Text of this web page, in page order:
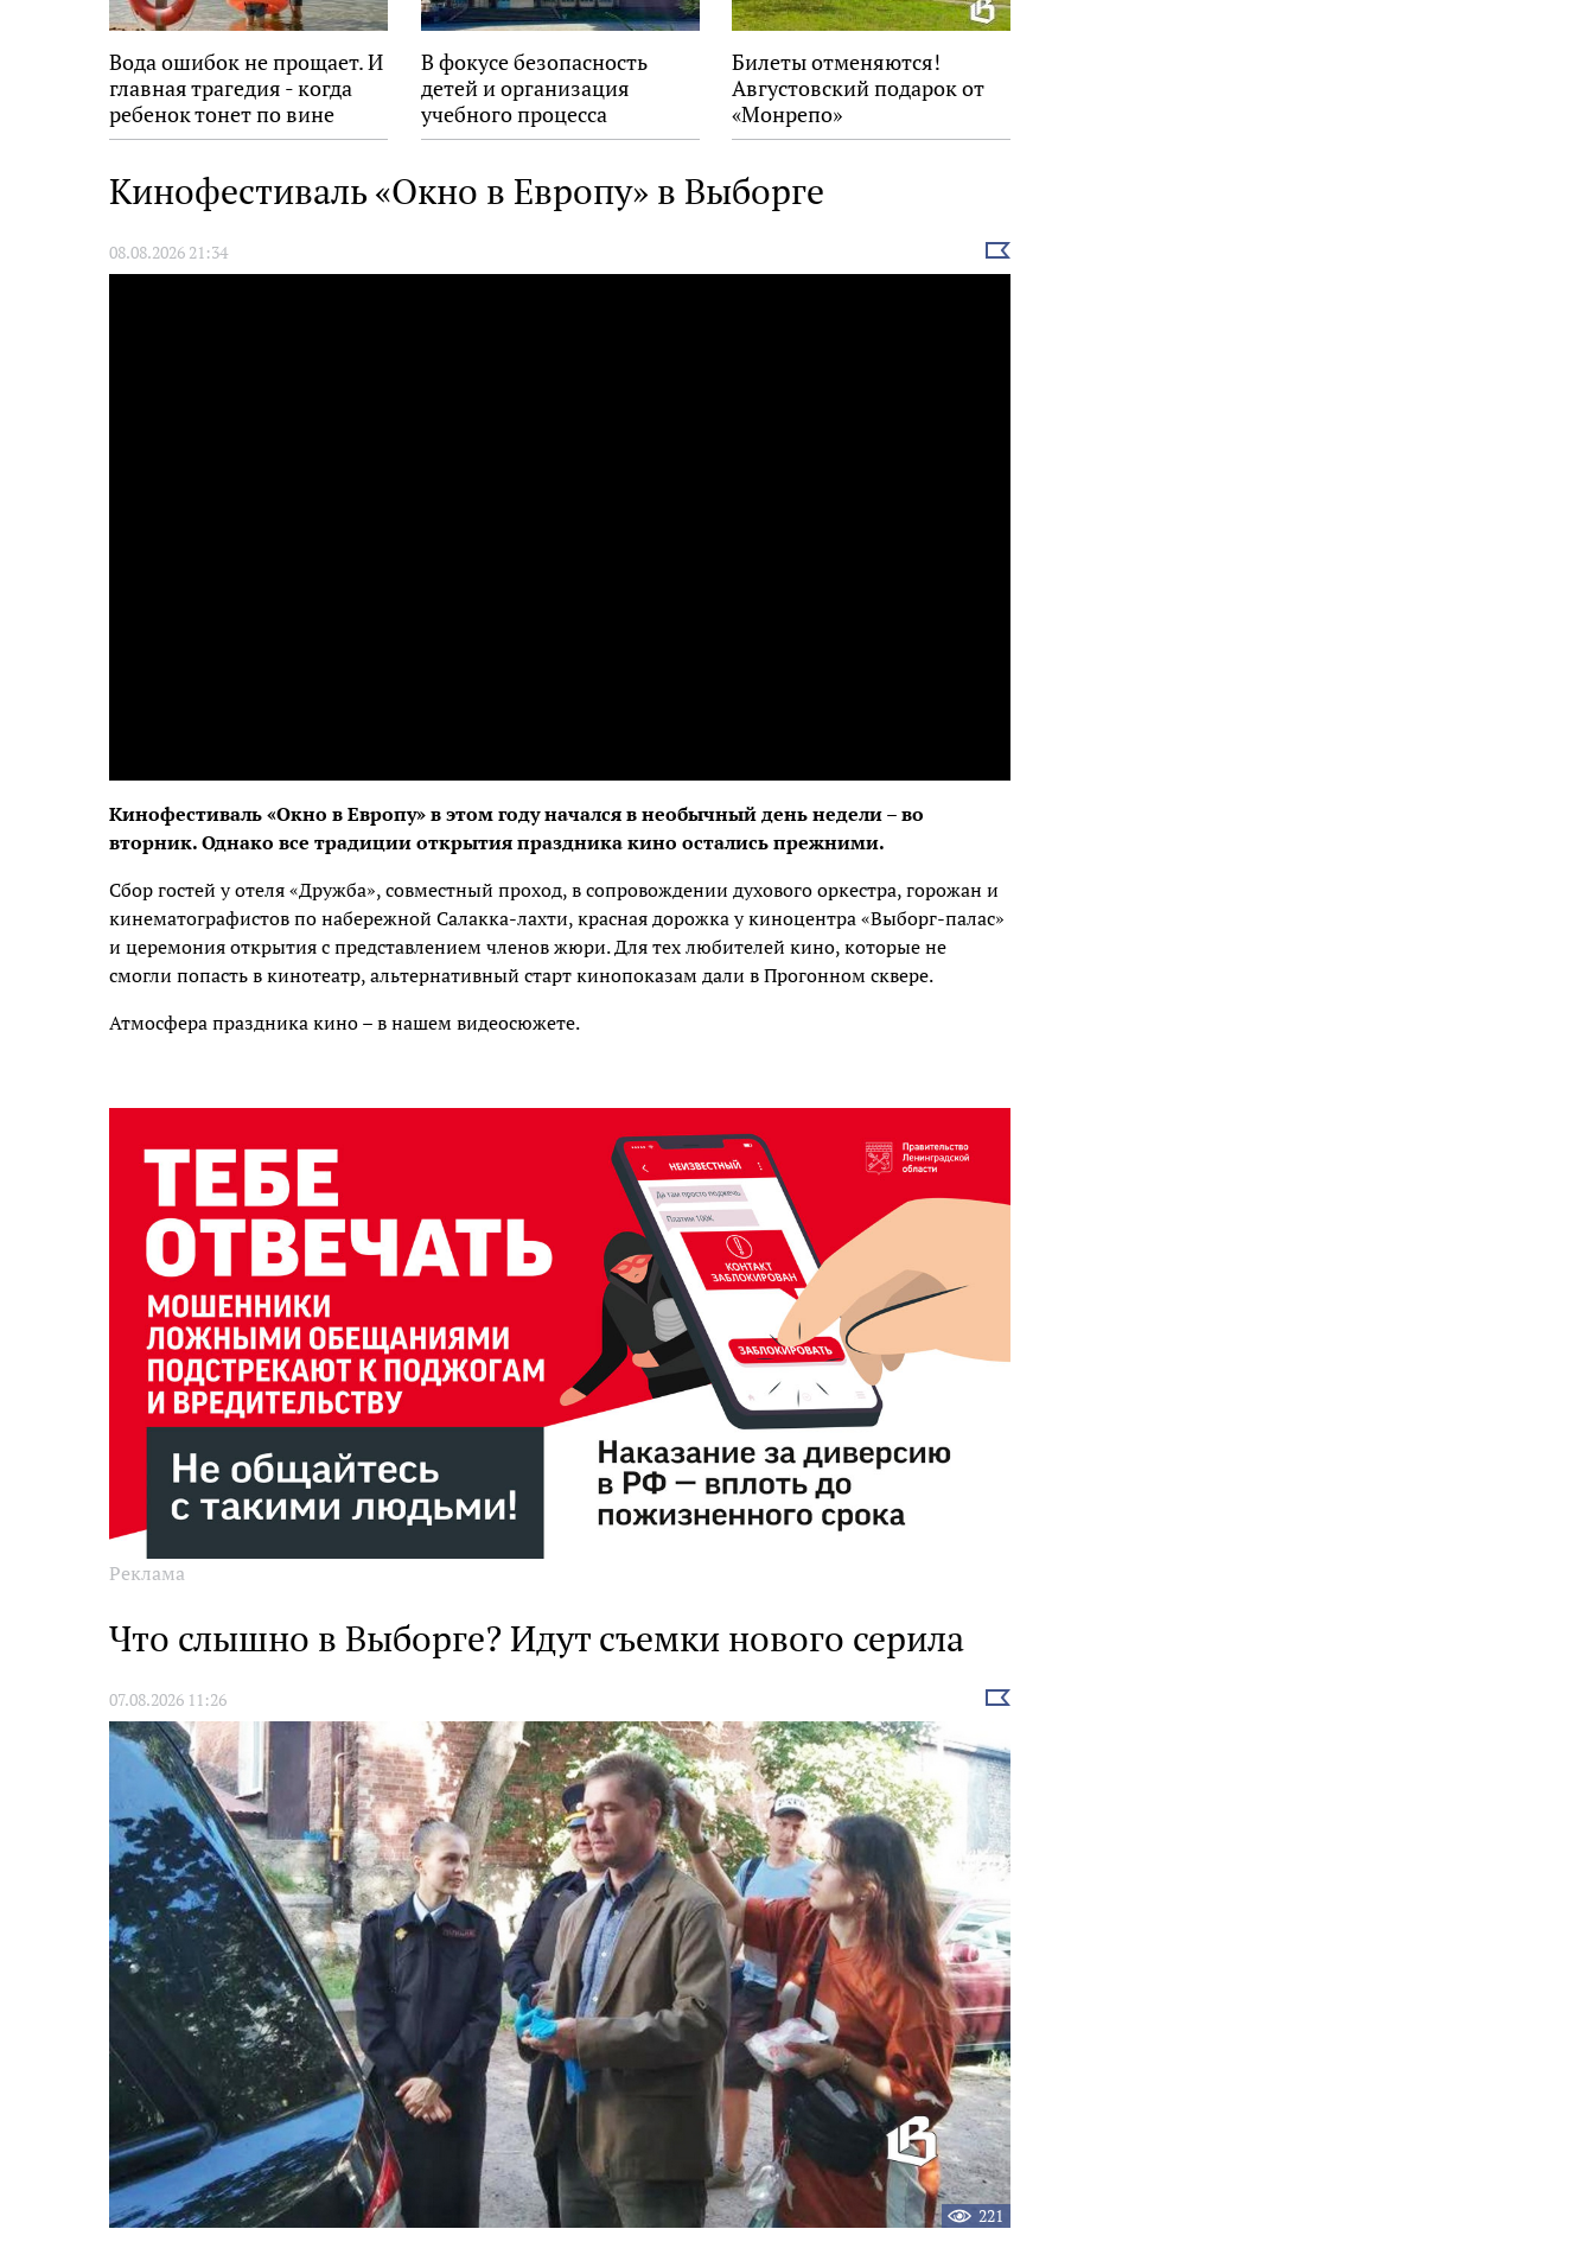
Вода ошибок не прощает. И
главная трагедия - когда
ребенок тонет по вине
взрослых
В фокусе безопасность
детей и организация
учебного процесса
Билеты отменяются!
Августовский подарок от
«Монрепо»
Кинофестиваль «Окно в Европу» в Выборге
08.08.2026 21:34
Выбрать
новость
Кинофестиваль «Окно в Европу» в этом году начался в необычный день недели – во
вторник. Однако все традиции открытия праздника кино остались прежними.
Сбор гостей у отеля «Дружба», совместный проход, в сопровождении духового оркестра, горожан и
кинематографистов по набережной Салакка-лахти, красная дорожка у киноцентра «Выборг-палас»
и церемония открытия с представлением членов жюри. Для тех любителей кино, которые не
смогли попасть в кинотеатр, альтернативный старт кинопоказам дали в Прогонном сквере.
Атмосфера праздника кино – в нашем видеосюжете.
Реклама
Что слышно в Выборге? Идут съемки нового серила
07.08.2026 11:26
Выбрать
221